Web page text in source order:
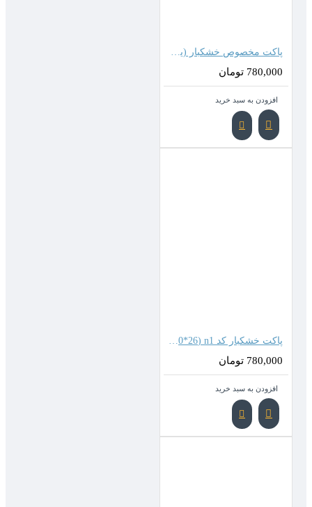
پاکت مخصوص خشکبار (یک کیلویی)
780,000 تومان
افزودن به سبد خرید
پاکت خشکبار کد n1 (20*26 سانتیمتر)
780,000 تومان
افزودن به سبد خرید